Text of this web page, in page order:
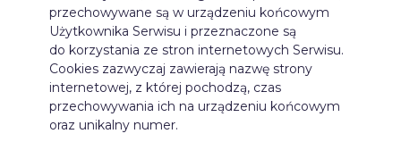
przechowywane są w urządzeniu końcowym
Użytkownika Serwisu i przeznaczone są
do korzystania ze stron internetowych Serwisu.
Cookies zazwyczaj zawierają nazwę strony
internetowej, z której pochodzą, czas
przechowywania ich na urządzeniu końcowym
oraz unikalny numer.